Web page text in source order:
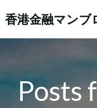
香港金融マンブ
Posts